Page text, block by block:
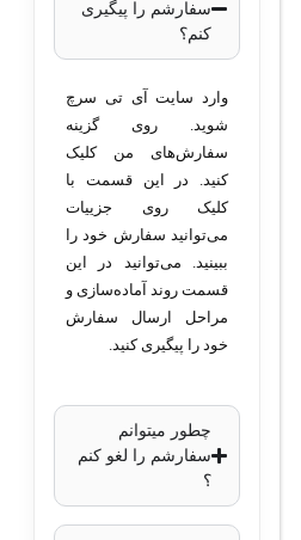
10/100/1000 (RJ-
45)
پورت‌های Uplink:
ماژولار، پشتیبانی از
پورت‌های
1G/10G/40G
ظرفیت سوئیچینگ:
208 گیگابیت بر ثانیه
نرخ فورواردینگ:
154.76 میلیون بسته
پشتیبانی از
Stacking: بله،
سوئیچ)
سفارشم را پیگیری
کنم؟
وارد سایت آی تی سرچ
شوید. روی گزینه
سفارش‌های من کلیک
کنید. در این قسمت با
کلیک روی جزییات
می‌توانید سفارش خود را
ببینید. می‌توانید در این
قسمت روند آماده‌سازی و
مراحل ارسال سفارش
خود را پیگیری کنید.
چطور میتوانم
سفارشم را لغو کنم
؟